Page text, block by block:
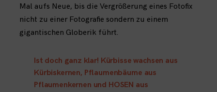
Mal aufs Neue, bis die Vergrößerung eines Fotofix
nicht zu einer Fotografie sondern zu einem
gigantischen Globerik führt.
Ist doch ganz klar! Kürbisse wachsen aus
Kürbiskernen, Pflaumenbäume aus
Pflaumenkernen und HOSEN aus